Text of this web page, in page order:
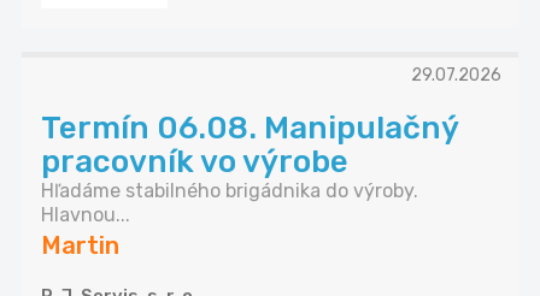
29.07.2026
Termín 06.08. Manipulačný
pracovník vo výrobe
Hľadáme stabilného brigádnika do výroby.
Hlavnou...
Martin